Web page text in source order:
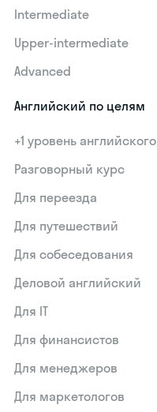
Intermediate
Upper-intermediate
Advanced
Английский по целям
+1 уровень английского
Разговорный курс
Для переезда
Для путешествий
Для собеседования
Деловой английский
Для IT
Для финансистов
Для менеджеров
Для маркетологов